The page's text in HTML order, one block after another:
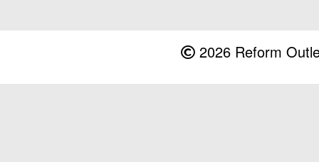
2026 Reform